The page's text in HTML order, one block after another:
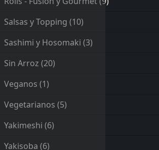
Salsas y Topping (10)
Sashimi y Hosomaki (3)
Sin Arroz (20)
Veganos (1)
Vegetarianos (5)
Yakimeshi (6)
Yakisoba (6)